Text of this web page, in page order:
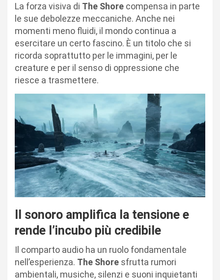
La forza visiva di The Shore compensa in parte
le sue debolezze meccaniche. Anche nei
momenti meno fluidi, il mondo continua a
esercitare un certo fascino. È un titolo che si
ricorda soprattutto per le immagini, per le
creature e per il senso di oppressione che
riesce a trasmettere.
Il sonoro amplifica la tensione e
rende l’incubo più credibile
Il comparto audio ha un ruolo fondamentale
nell’esperienza. The Shore sfrutta rumori
ambientali, musiche, silenzi e suoni inquietanti